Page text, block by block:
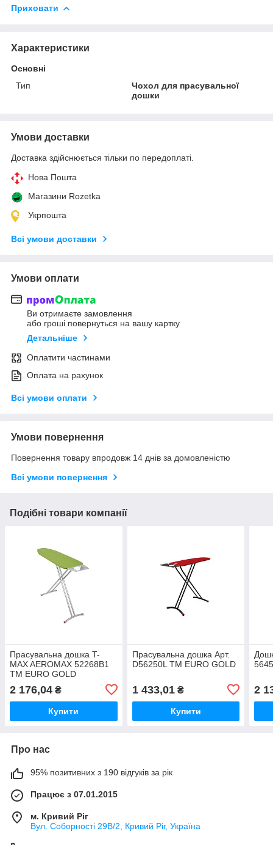
Приховати
Характеристики
Основні
Тип
Чохол для прасувальної
дошки
Умови доставки
Доставка здійснюється тільки по передоплаті.
Нова Пошта
Магазини Rozetka
Укрпошта
Всі умови доставки
Умови оплати
Ви отримаєте замовлення
або гроші повернуться на вашу картку
Детальніше
Оплатити частинами
Оплата на рахунок
Всі умови оплати
Умови повернення
Повернення товару впродовж 14 днів за домовленістю
Всі умови повернення
Подібні товари компанії
Прасувальна дошка T-
MAX AEROMAX 52268B1
ТМ EURO GOLD
2 176,04 ₴
Купити
Прасувальна дошка Арт.
D56250L ТМ EURO GOLD
1 433,01₴
Купити
2
Про нас
95% позитивних з 190 відгуків за рік
Працює з 07.01.2015
м. Кривий Ріг
Вул. Соборності 29В/2, Кривий Ріг, Україна